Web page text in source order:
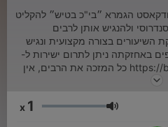
הגמרא ״בי"כ בטיש״ להקליט
ולהנגיש אותן לרבים
מלאכת הפקת השיעורים בצורה מקצועית ונגיש
באחזקתה ניתן לתרום ישירות ל-
PayPal בכתובת: https://bit.ly/3bfdAcP כל המזכה את הרבים, אין
עוצמת שמע 1